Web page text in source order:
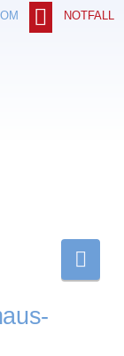
NOTFALL